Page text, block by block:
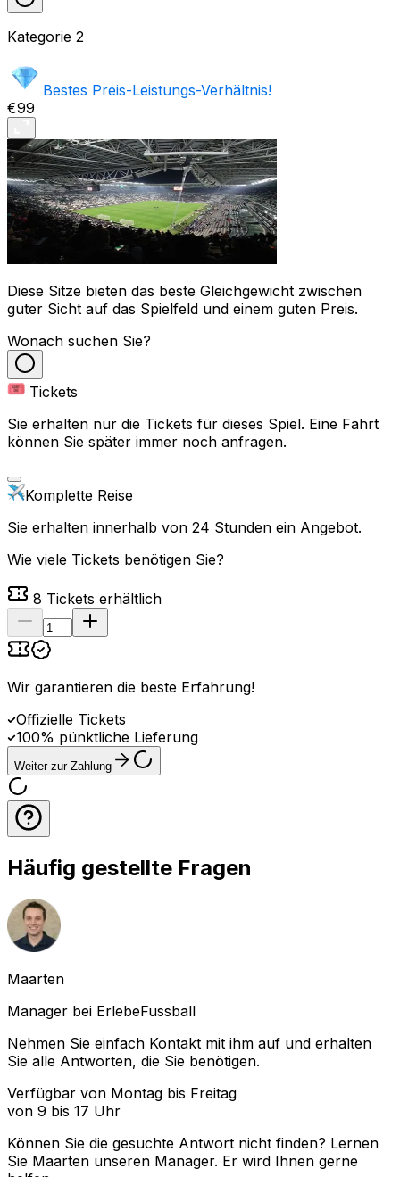
Kategorie 2
Bestes Preis-Leistungs-Verhältnis!
€99
Diese Sitze bieten das beste Gleichgewicht zwischen
guter Sicht auf das Spielfeld und einem guten Preis.
Wonach suchen Sie?
Tickets
Sie erhalten nur die Tickets für dieses Spiel. Eine Fahrt
können Sie später immer noch anfragen.
Komplette Reise
Sie erhalten innerhalb von 24 Stunden ein Angebot.
Wie viele Tickets benötigen Sie?
8 Tickets erhältlich
Wir garantieren die beste Erfahrung!
Offizielle Tickets
100% pünktliche Lieferung
Weiter zur Zahlung
Häufig gestellte Fragen
Maarten
Manager bei ErlebeFussball
Nehmen Sie einfach Kontakt mit ihm auf und erhalten
Sie alle Antworten, die Sie benötigen.
Verfügbar von Montag bis Freitag
von 9 bis 17 Uhr
Können Sie die gesuchte Antwort nicht finden? Lernen
Sie Maarten unseren Manager. Er wird Ihnen gerne